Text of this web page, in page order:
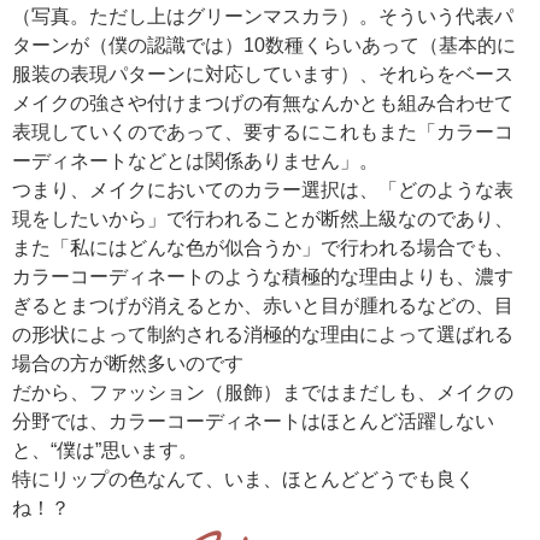
（写真。ただし上はグリーンマスカラ）。そういう代表パ
ターンが（僕の認識では）10数種くらいあって（基本的に
服装の表現パターンに対応しています）、それらをベース
メイクの強さや付けまつげの有無なんかとも組み合わせて
表現していくのであって、要するにこれもまた「カラーコ
ーディネートなどとは関係ありません」。
つまり、メイクにおいてのカラー選択は、「どのような表
現をしたいから」で行われることが断然上級なのであり、
また「私にはどんな色が似合うか」で行われる場合でも、
カラーコーディネートのような積極的な理由よりも、濃す
ぎるとまつげが消えるとか、赤いと目が腫れるなどの、目
の形状によって制約される消極的な理由によって選ばれる
場合の方が断然多いのです
だから、ファッション（服飾）まではまだしも、メイクの
分野では、カラーコーディネートはほとんど活躍しない
と、“僕は”思います。
特にリップの色なんて、いま、ほとんどどうでも良く
ね！？